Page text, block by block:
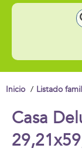
Inicio Listado
Casa